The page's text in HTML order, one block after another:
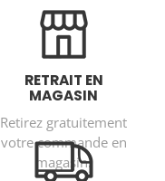
RETRAIT EN
MAGASIN
Retirez gratuitement
votre commande en
magasin.